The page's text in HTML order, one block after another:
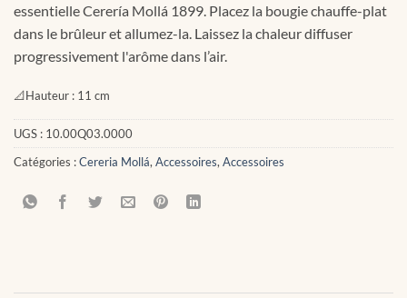
essentielle Cerería Mollá 1899. Placez la bougie chauffe-plat
dans le brûleur et allumez-la. Laissez la chaleur diffuser
progressivement l'arôme dans l’air.
📐Hauteur : 11 cm
UGS : 10.00Q03.0000
Catégories :Cereria Mollá,Accessoires,Accessoires